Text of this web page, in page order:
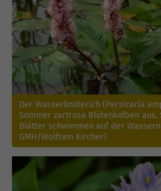
Der Wasserknöterich (Persicaria
Sommer zartrosa Blütenkolben aus.
Blätter schwimmen auf der
GMH/Wolfram Kircher)